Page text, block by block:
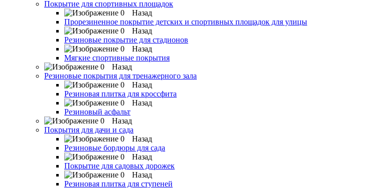
Покрытие для спортивных площадок
Назад
Прорезиненное покрытие детских и спортивных площадок для улицы
Назад
Резиновые покрытие для стадионов
Назад
Мягкие спортивные покрытия
Назад
Резиновые покрытия для тренажерного зала
Назад
Резиновая плитка для кроссфита
Назад
Резиновый асфальт
Назад
Покрытия для дачи и сада
Назад
Резиновые бордюры для сада
Назад
Покрытие для садовых дорожек
Назад
Резиновая плитка для ступеней